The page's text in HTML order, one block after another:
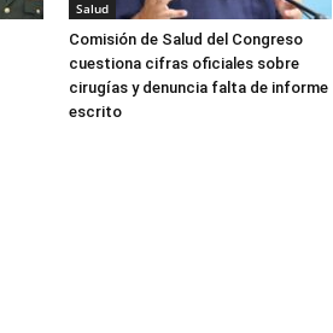
Salud
Comisión de Salud del Congreso
cuestiona cifras oficiales sobre
cirugías y denuncia falta de informe
escrito